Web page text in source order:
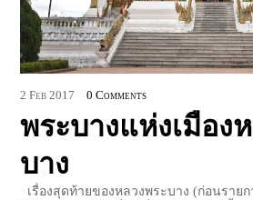
2 Feb 2017 0 Comments
พระบางแห่งเมือง
บาง
เรื่องสุดท้ายของหลวงพระบาง (ก่อนราย